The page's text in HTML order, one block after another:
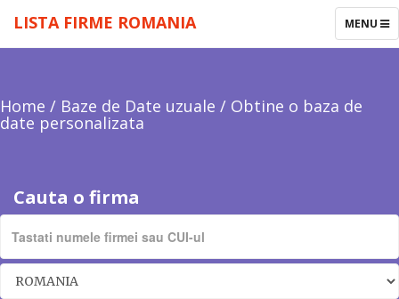
TOGGLE
MENU
LISTA FIRME ROMANIA
Home / Baze de Date uzuale / Obtine o baza de
date personalizata
Cauta o firma